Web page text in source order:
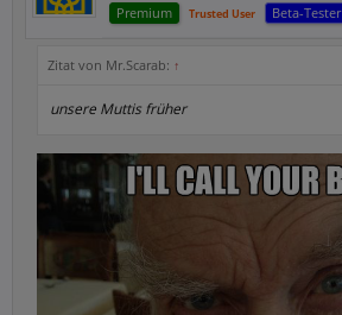
Premium Trusted User Beta-Tester
Zitat von Mr.Scarab: ↑
unsere Muttis früher